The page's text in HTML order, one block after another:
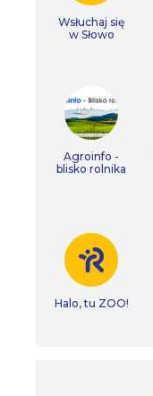
Wsłuchaj się
w Słowo
Agroinfo -
blisko rolnika
Halo, tu ZOO!